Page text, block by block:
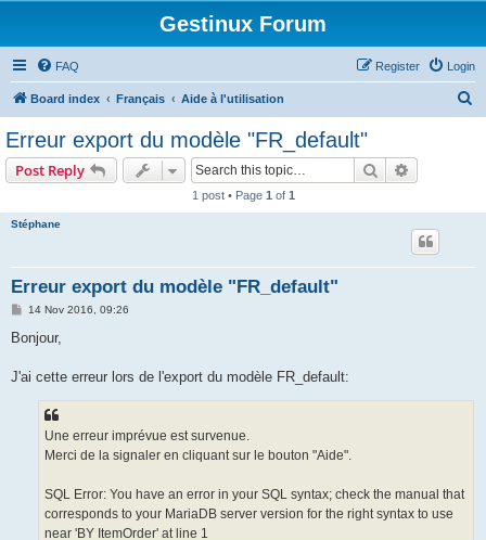
Gestinux Forum
FAQ Login
Register
Board index Français Aide à l'utilisation
Erreur export du modèle "FR_default"
Post Reply Search
1 post • Page 1 of 1
Stéphane
Erreur export du modèle "FR_default"
P
s
14 Nov 2016, 09:26
Bonjour,
J'ai cette erreur lors de l'export du modèle FR_default:
Une erreur imprévue est survenue.
Merci de la signaler en cliquant sur le bouton "Aide".
SQL Error: You have an error in your SQL syntax; check the manual that
corresponds to your MariaDB server version for the right syntax to use
near 'BY ItemOrder' at line 1